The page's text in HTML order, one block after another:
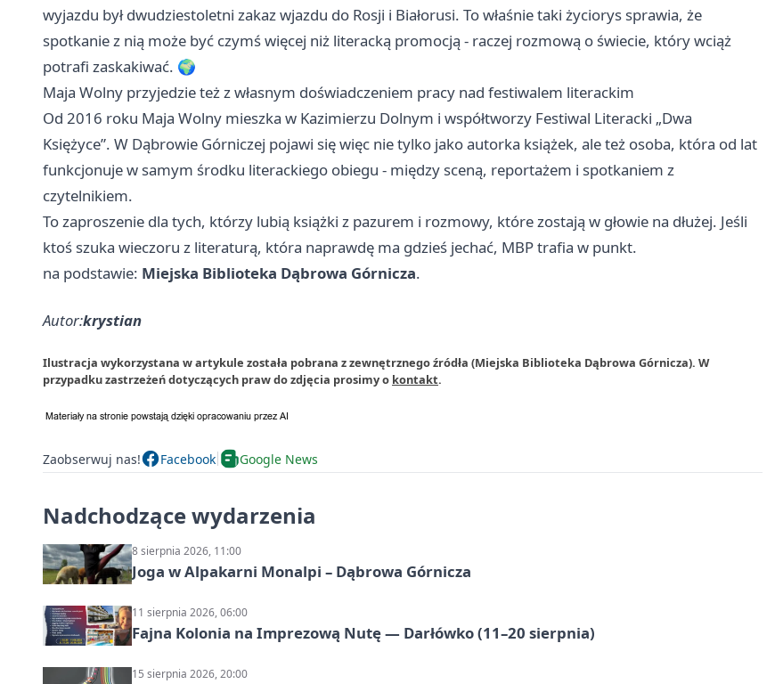
wyjazdu był dwudziestoletni zakaz wjazdu do Rosji i Białorusi. To właśnie taki życiorys sprawia, że
spotkanie z nią może być czymś więcej niż literacką promocją - raczej rozmową o świecie, który wciąż
potrafi zaskakiwać. 🌍
Maja Wolny przyjedzie też z własnym doświadczeniem pracy nad festiwalem literackim
Od 2016 roku Maja Wolny mieszka w Kazimierzu Dolnym i współtworzy Festiwal Literacki „Dwa
Księżyce”. W Dąbrowie Górniczej pojawi się więc nie tylko jako autorka książek, ale też osoba, która od lat
funkcjonuje w samym środku literackiego obiegu - między sceną, reportażem i spotkaniem z
czytelnikiem.
To zaproszenie dla tych, którzy lubią książki z pazurem i rozmowy, które zostają w głowie na dłużej. Jeśli
ktoś szuka wieczoru z literaturą, która naprawdę ma gdzieś jechać, MBP trafia w punkt.
na podstawie: Miejska Biblioteka Dąbrowa Górnicza.
Autor:krystian
Ilustracja wykorzystana w artykule została pobrana z zewnętrznego źródła (Miejska Biblioteka Dąbrowa Górnicza). W
przypadku zastrzeżeń dotyczących praw do zdjęcia prosimy o kontakt.
Zaobserwuj nas! Facebook Google News
Nadchodzące wydarzenia
8 sierpnia 2026, 11:00
Joga w Alpakarni Monalpi – Dąbrowa Górnicza
11 sierpnia 2026, 06:00
Fajna Kolonia na Imprezową Nutę — Darłówko (11–20 sierpnia)
15 sierpnia 2026, 20:00